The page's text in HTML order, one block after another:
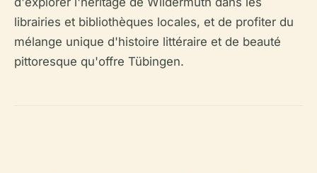
librairies et bibliothèques locales, et de profiter du
mélange unique d'histoire littéraire et de beauté
pittoresque qu'offre Tübingen.